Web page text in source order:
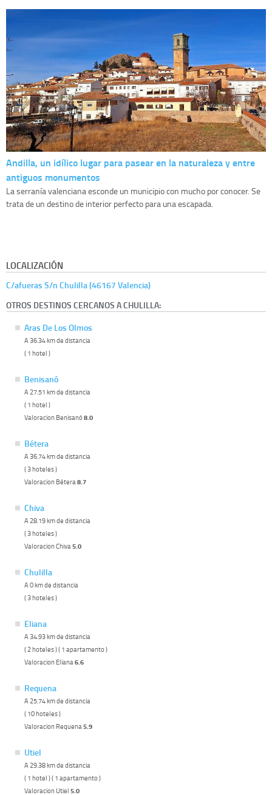
Andilla, un idílico lugar para pasear en la naturaleza y entre
antiguos monumentos
La serranía valenciana esconde un municipio con mucho por conocer. Se
trata de un destino de interior perfecto para una escapada.
LOCALIZACIÓN
C/afueras S/n Chulilla (46167 Valencia)
OTROS DESTINOS CERCANOS A CHULILLA:
Aras De Los Olmos
A 36.34 km de distancia
( 1 hotel )
Benisanó
A 27.51 km de distancia
( 1 hotel )
Valoracion Benisanó8.0
Bétera
A 36.74 km de distancia
( 3 hoteles )
Valoracion Bétera 8.7
Chiva
A 28.19 km de distancia
( 3 hoteles )
Valoracion Chiva 5.0
Chulilla
A 0 km de distancia
( 3 hoteles )
Eliana
A 34.93 km de distancia
( 2 hoteles ) ( 1 apartamento )
Valoracion Eliana 6.6
Requena
A 25.74 km de distancia
( 10 hoteles )
Valoracion Requena 5.9
Utiel
A 29.38 km de distancia
( 1 hotel ) ( 1 apartamento )
Valoracion Utiel 5.0